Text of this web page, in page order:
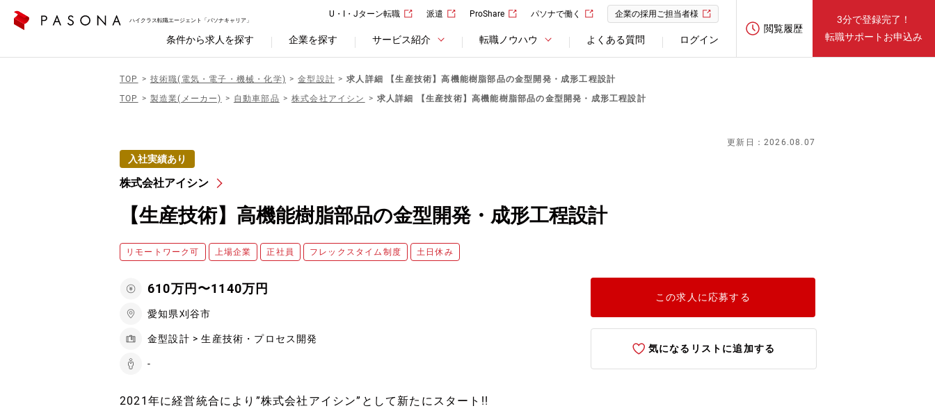
ハイクラス転職エージェント「パソナキャリア」
U・I・Jターン転職 派遣 ProShare パソナで働く 企業の採用ご担当者様
条件から求人を探す 企業を探す サービス紹介 転職ノウハウ よくある質問 ログイン
閲覧履歴
3分で登録完了！
転職サポートお申込み
TOP 技術職(電気・電子・機械・化学) 金型設計
求人詳細 【生産技術】高機能樹脂部品の金型開発・成形工程設計
TOP
製造業(メーカー) 自動車部品 株式会社アイシン 求人詳細 【生産技術】高機能樹脂部品の金型開発・成形工程設計
更新日：2026.08.07
入社実績あり
株式会社アイシン
【生産技術】高機能樹脂部品の金型開発・成形工程設計
リモートワーク可 上場企業 正社員 フレックスタイム制度 土日休み
610万円〜1140万円
愛知県刈谷市
金型設計 > 生産技術・プロセス開発
-
2021年に経営統合により”株式会社アイシン”として新たにスタート!!
この求人に応募する
気になるリストに追加する